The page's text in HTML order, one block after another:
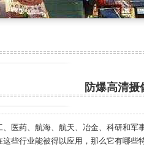
防爆高清摄
、医药、航海、航天、冶金、科研和
些行业能被得以应用，那么它有哪些